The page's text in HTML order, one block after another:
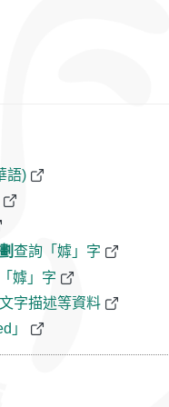
語)
查詢「嫭」字
嫭」字
字描述等資料
」